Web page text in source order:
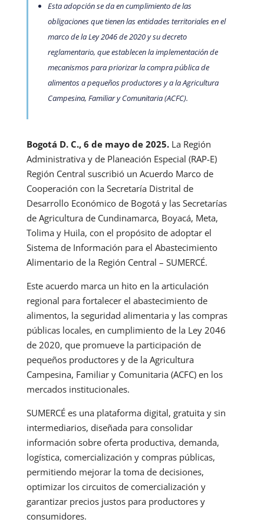
Esta adopción se da en cumplimiento de las
obligaciones que tienen las entidades territoriales en el
marco de la Ley 2046 de 2020 y su decreto
reglamentario, que establecen la implementación de
mecanismos para priorizar la compra pública de
alimentos a pequeños productores y a la Agricultura
Campesina, Familiar y Comunitaria (ACFC).
Bogotá D. C., 6 de mayo de 2025. La Región
Administrativa y de Planeación Especial (RAP-E)
Región Central suscribió un Acuerdo Marco de
Cooperación con la Secretaría Distrital de
Desarrollo Económico de Bogotá y las Secretarías
de Agricultura de Cundinamarca, Boyacá, Meta,
Tolima y Huila, con el propósito de adoptar el
Sistema de Información para el Abastecimiento
Alimentario de la Región Central – SUMERCÉ.
Este acuerdo marca un hito en la articulación
regional para fortalecer el abastecimiento de
alimentos, la seguridad alimentaria y las compras
públicas locales, en cumplimiento de la Ley 2046
de 2020, que promueve la participación de
pequeños productores y de la Agricultura
Campesina, Familiar y Comunitaria (ACFC) en los
mercados institucionales.
SUMERCÉ es una plataforma digital, gratuita y sin
intermediarios, diseñada para consolidar
información sobre oferta productiva, demanda,
logística, comercialización y compras públicas,
permitiendo mejorar la toma de decisiones,
optimizar los circuitos de comercialización y
garantizar precios justos para productores y
consumidores.